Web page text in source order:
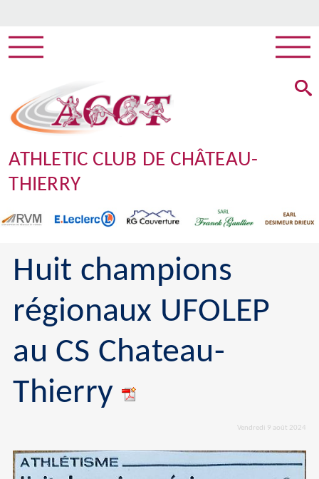
ATHLETIC CLUB DE CHÂTEAU-
THIERRY
Huit champions
régionaux UFOLEP
au CS Chateau-
Thierry
Vendredi 9 août 2024